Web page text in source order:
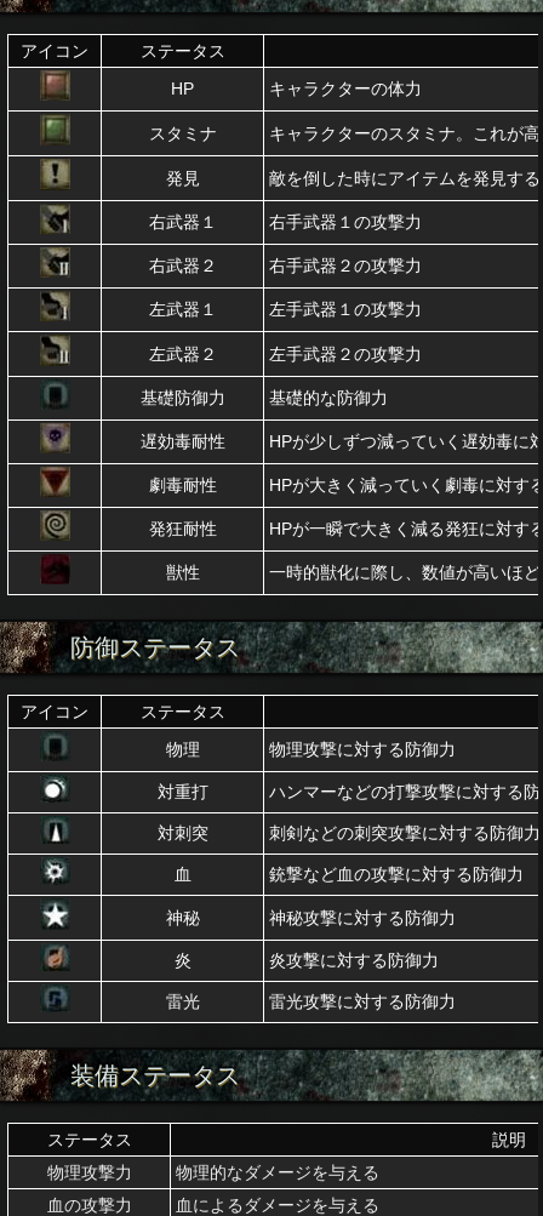
アイコン
ステータス
HP
キャラクターの体力
スタミナ キャラクターのスタミナ。これが
発見 敵を倒した時にアイテムを発見す
右武器１ 右手武器１の攻撃力
右武器２ 右手武器２の攻撃力
左武器１ 左手武器１の攻撃力
左武器２ 左手武器２の攻撃力
基礎防御力 基礎的な防御力
遅効毒耐性 HPが少しずつ減っていく遅効毒に
劇毒耐性 HPが大きく減っていく劇毒に対す
発狂耐性 HPが一瞬で大きく減る発狂に対す
獣性 一時的獣化に際し、数値が高いほ
防御ステータス
アイコン
ステータス
物理
物理攻撃に対する防御力
対重打 ハンマーなどの打撃攻撃に対する
対刺突 刺剣などの刺突攻撃に対する防御力
血 銃撃など血の攻撃に対する防御力
神秘 神秘攻撃に対する防御力
炎 炎攻撃に対する防御力
雷光 雷光攻撃に対する防御力
装備ステータス
ステータス
説明
物理攻撃力
物理的なダメージを与える
血の攻撃力
血によるダメージを与える